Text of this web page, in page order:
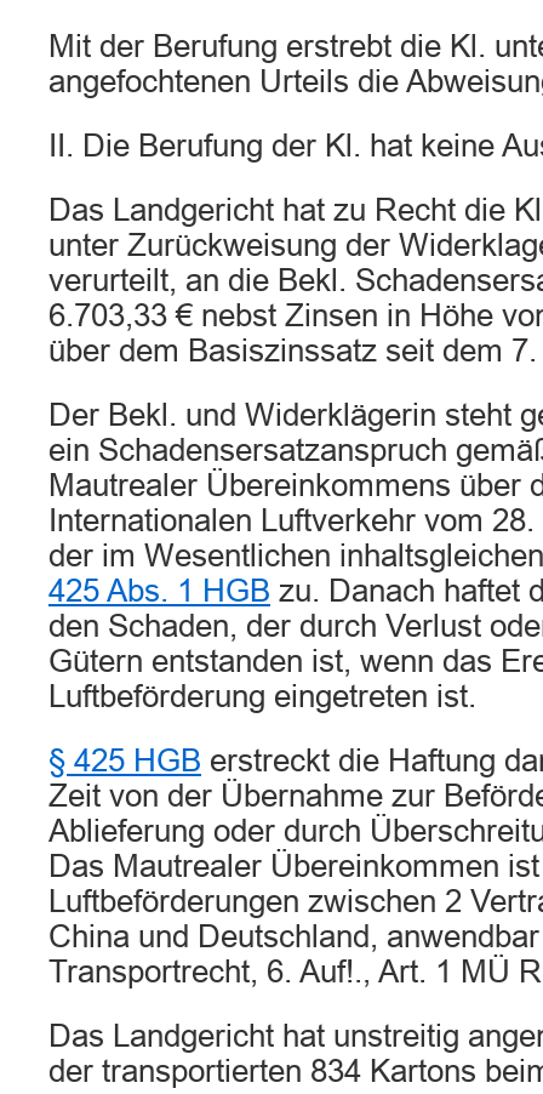
Mit der Berufung erstrebt die Kl.
angefochtenen Urteils die
II. Die Berufung der Kl. hat keine
Das Landgericht hat zu Recht die
unter Zurückweisung der
verurteilt, an die Bekl.
6.703,33 € nebst Zinsen in Höhe
über dem Basiszinssatz seit dem
Der Bekl. und Widerklägerin steht
ein Schadensersatzanspruch
Mautrealer Übereinkommens über
Internationalen Luftverkehr vom
der im Wesentlichen
425 Abs. 1 HGB zu. Danach haftet
den Schaden, der durch Verlust
Gütern entstanden ist, wenn das
Luftbeförderung eingetreten ist.
§ 425 HGB erstreckt die Haftung
Zeit von der Übernahme zur
Ablieferung oder durch
Das Mautrealer Übereinkommen
Luftbeförderungen zwischen 2
China und Deutschland,
Transportrecht, 6. Auf!., Art. 1 MÜ
Das Landgericht hat unstreitig
der transportierten 834 Kartons